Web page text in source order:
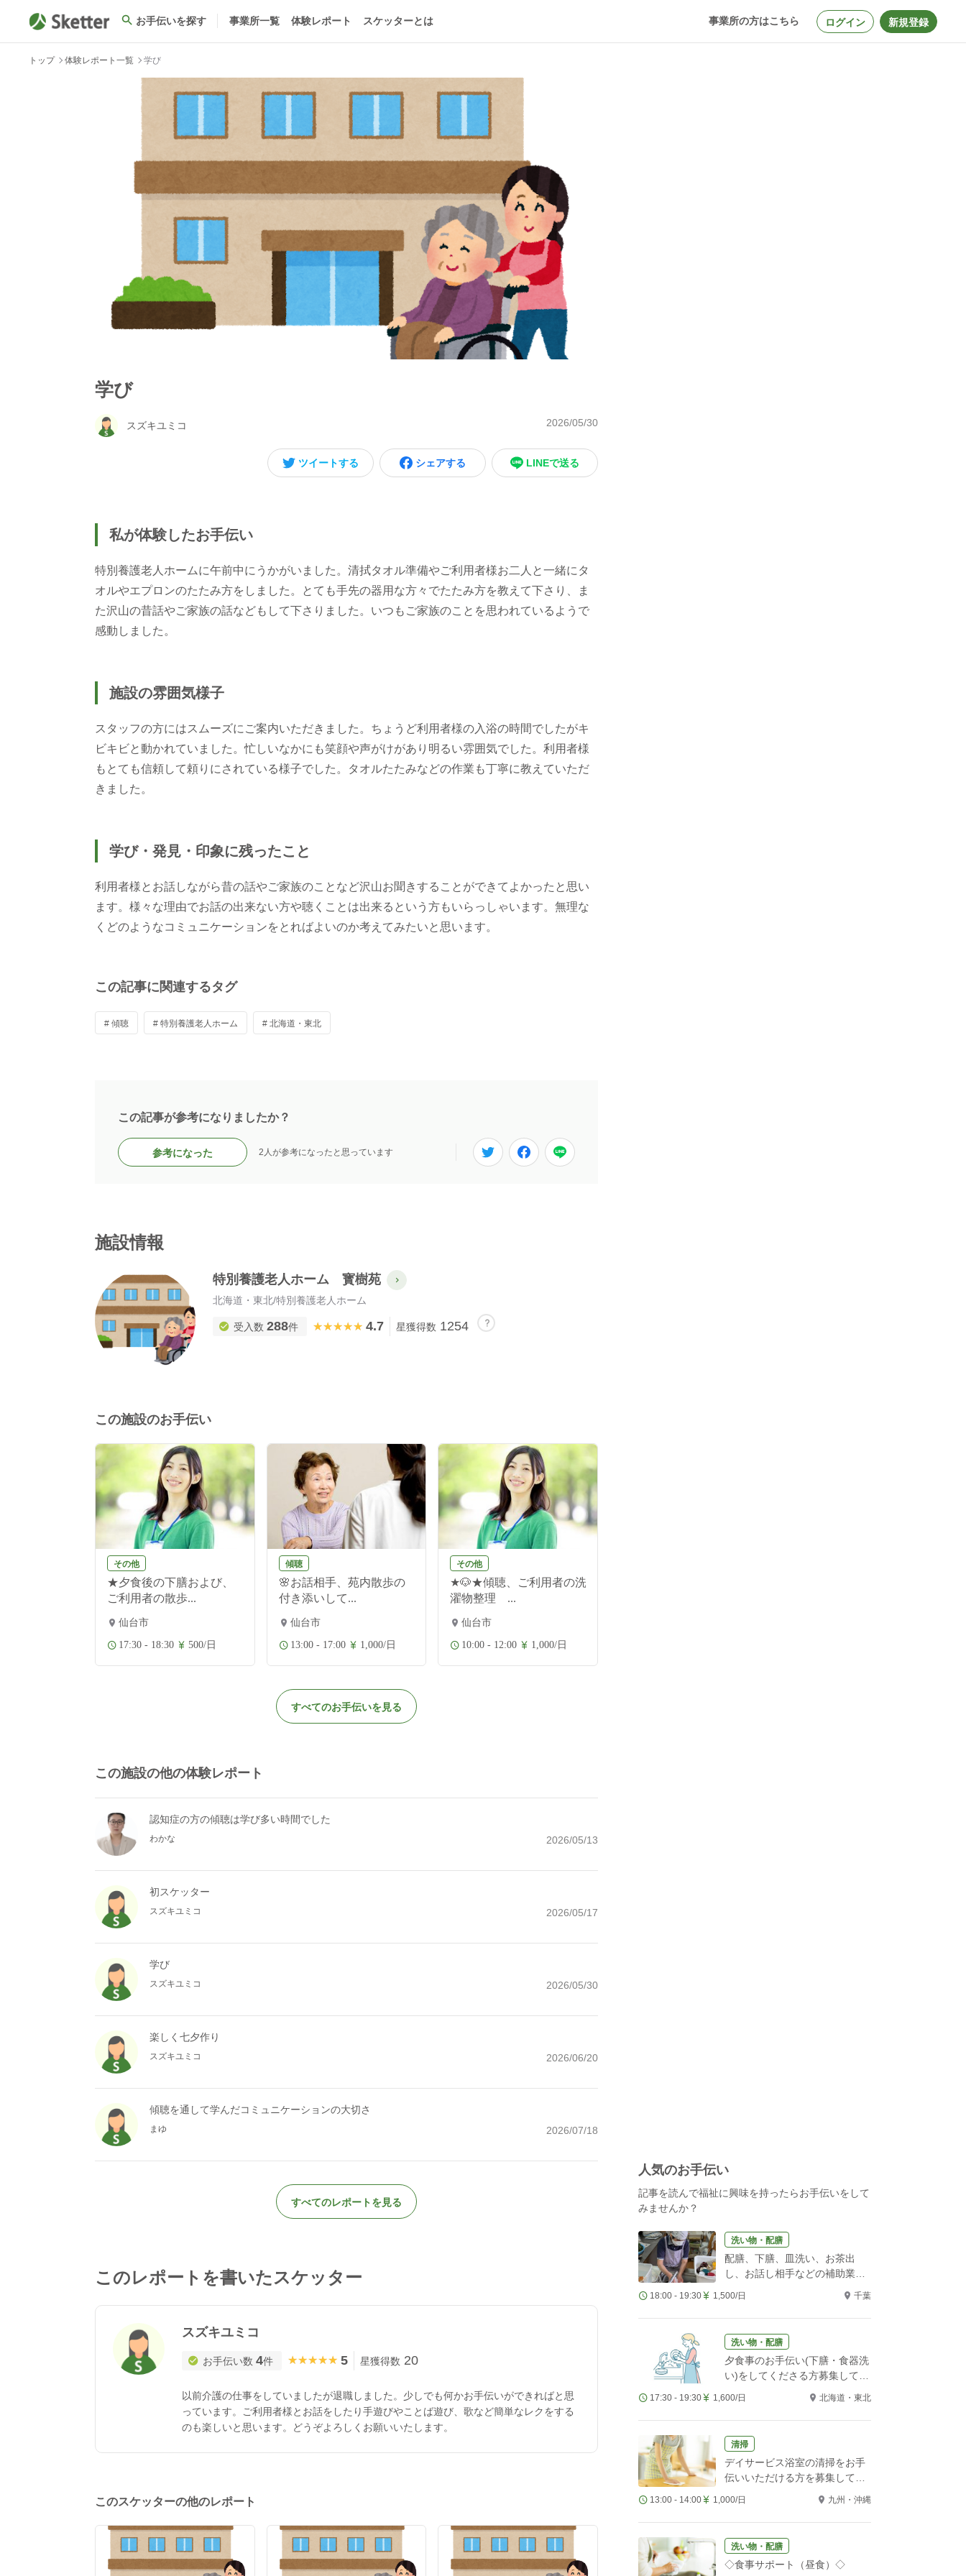
お手伝いを探す 事業所一覧 体験レポート スケッターとは 事業所の方はこちら ログイン 新規登録
トップ 体験レポート一覧 学び
学び
スズキユミコ 2026/05/30
ツイートする シェアする LINEで送る
私が体験したお手伝い
特別養護老人ホームに午前中にうかがいました。清拭タオル準備やご利用者様お二人と一緒にタ
オルやエプロンのたたみ方をしました。とても手先の器用な方々でたたみ方を教えて下さり、ま
た沢山の昔話やご家族の話などもして下さりました。いつもご家族のことを思われているようで
感動しました。
施設の雰囲気様子
スタッフの方にはスムーズにご案内いただきました。ちょうど利用者様の入浴の時間でしたがキ
ビキビと動かれていました。忙しいなかにも笑顔や声がけがあり明るい雰囲気でした。利用者様
もとても信頼して頼りにされている様子でした。タオルたたみなどの作業も丁寧に教えていただ
きました。
学び・発見・印象に残ったこと
利用者様とお話しながら昔の話やご家族のことなど沢山お聞きすることができてよかったと思い
ます。様々な理由でお話の出来ない方や聴くことは出来るという方もいらっしゃいます。無理な
くどのようなコミュニケーションをとればよいのか考えてみたいと思います。
この記事に関連するタグ
# 傾聴 # 特別養護老人ホーム # 北海道・東北
この記事が参考になりましたか？
参考になった 2人が参考になったと思っています
施設情報
特別養護老人ホーム 寳樹苑
北海道・東北/特別養護老人ホーム
受入数 288件 ★★★★★
★★★★★ 4.7 星獲得数 1254
この施設のお手伝い
その他
★夕食後の下膳および、
ご利用者の散歩...
仙台市
17:30 - 18:30 500/日
傾聴
🌸お話相手、苑内散歩の
付き添いして...
仙台市
13:00 - 17:00 1,000/日
その他
★🐶★傾聴、ご利用者の洗
濯物整理 ...
仙台市
10:00 - 12:00 1,000/日
すべてのお手伝いを見る
この施設の他の体験レポート
認知症の方の傾聴は学び多い時間でした
わかな 2026/05/13
初スケッター
スズキユミコ 2026/05/17
学び
スズキユミコ 2026/05/30
楽しく七夕作り
スズキユミコ 2026/06/20
傾聴を通して学んだコミュニケーションの大切さ
まゆ 2026/07/18
すべてのレポートを見る
このレポートを書いたスケッター
スズキユミコ
お手伝い数 4件 ★★★★★
★★★★★ 5 星獲得数 20
以前介護の仕事をしていましたが退職しました。少しでも何かお手伝いができればと思
っています。ご利用者様とお話をしたり手遊びやことば遊び、歌など簡単なレクをする
のも楽しいと思います。どうぞよろしくお願いいたします。
このスケッターの他のレポート
人気のお手伝い
記事を読んで福祉に興味を持ったらお手伝いをして
みませんか？
洗い物・配膳
配膳、下膳、皿洗い、お茶出
し、お話し相手などの補助業務
18:00 - 19:30 1,500/日 千葉
洗い物・配膳
夕食事のお手伝い(下膳・食器洗
い)をしてくださる方募集してい
17:30 - 19:30 1,600/日 北海道・東北
清掃
デイサービス浴室の清掃をお手
伝いいただける方を募集してい
13:00 - 14:00 1,000/日 九州・沖縄
洗い物・配膳
◇食事サポート（昼食）◇